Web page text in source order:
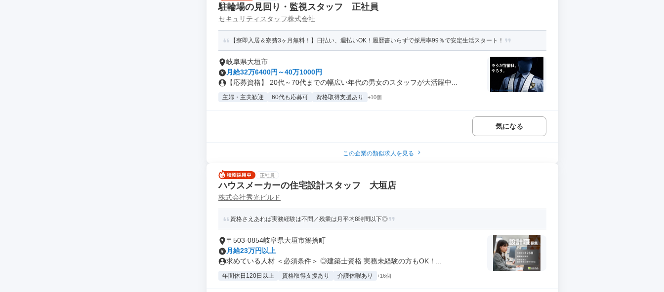
駐輪場の見回り・監視スタッフ 正社員
セキュリティスタッフ株式会社
【寮即入居＆寮費3ヶ月無料！】日払い、週払いOK！履歴書いらずで採用率99％で安定生活スタート！
岐阜県大垣市
月給32万6400円～40万1000円
【応募資格】 20代～70代までの幅広い年代の男女のスタッフが大活躍中...
主婦・主夫歓迎 60代も応募可 資格取得支援あり +10個
気になる
この企業の類似求人を見る
正社員
ハウスメーカーの住宅設計スタッフ 大垣店
株式会社秀光ビルド
資格さえあれば実務経験は不問／残業は月平均8時間以下◎
〒503-0854岐阜県大垣市築捨町
月給23万円以上
求めている人材 ＜必須条件＞ ◎建築士資格 実務未経験の方もOK！...
年間休日120日以上 資格取得支援あり 介護休暇あり +16個